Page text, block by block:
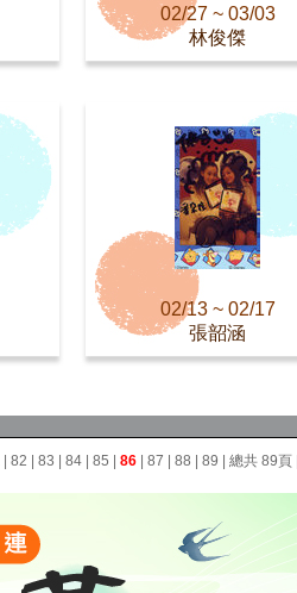
02/27 ~ 03/03
林俊傑
02/13 ~ 02/17
張韶涵
82 83 84 85 86 87 88 89 | 總共 89